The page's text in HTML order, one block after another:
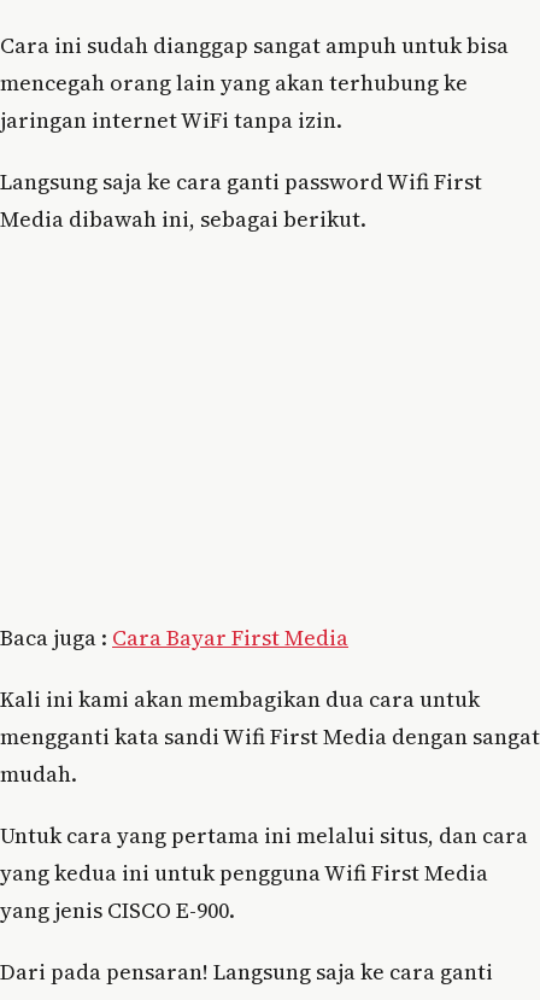
Cara ini sudah dianggap sangat ampuh untuk bisa
mencegah orang lain yang akan terhubung ke
jaringan internet WiFi tanpa izin.
Langsung saja ke cara ganti password Wifi First
Media dibawah ini, sebagai berikut.
Baca juga : Cara Bayar First Media
Kali ini kami akan membagikan dua cara untuk
mengganti kata sandi Wifi First Media dengan sangat
mudah.
Untuk cara yang pertama ini melalui situs, dan cara
yang kedua ini untuk pengguna Wifi First Media
yang jenis CISCO E-900.
Dari pada pensaran! Langsung saja ke cara ganti